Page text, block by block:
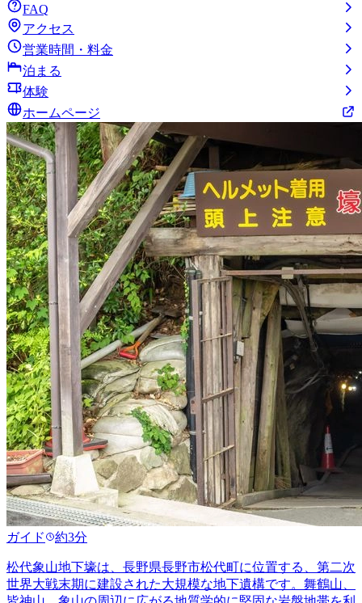
FAQ
アクセス
営業時間・料金
泊まる
体験
ホームページ
ガイド 約3分
松代象山地下壕は、長野県長野市松代町に位置する、第二次
世界大戦末期に建設された大規模な地下遺構です。舞鶴山、